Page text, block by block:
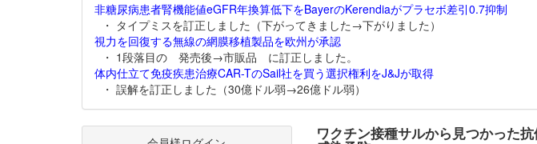
非糖尿病患者腎機能値eGFR年換算低下をBayerのKerendiaがプラセボ差引0.7抑制
・ タイプミスを訂正しました（下がってきました→下がりました）
視力を回復する無線の網膜移植製品を欧州が承認
・ 1段落目の 発売後→市販品 に訂正しました。
体内仕立て免疫疾患治療CAR-TのSail社を買う選択権利をJ&Jが取得
・ 誤解を訂正しました（30億ドル弱→26億ドル弱）
ワクチン接種サルから見つかった